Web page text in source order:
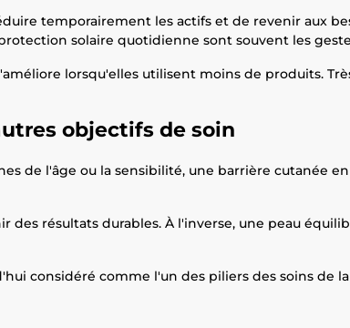
temporairement les actifs et de revenir aux
solaire quotidienne sont souvent les
lorsqu'elles utilisent moins de produits.
objectifs de soin
de l'âge ou la sensibilité, une barrière cutanée
résultats durables. À l'inverse, une peau
considéré comme l'un des piliers des soins de